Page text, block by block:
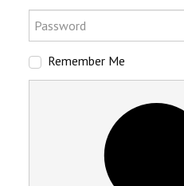
Password
Remember Me